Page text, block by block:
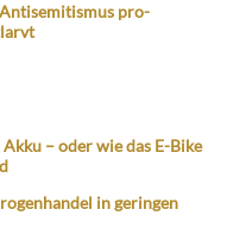
pro-
– oder wie das E-Bike
in geringen